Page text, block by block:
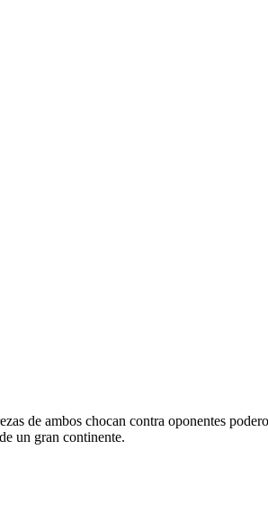
de ambos chocan contra oponentes
un gran continente.